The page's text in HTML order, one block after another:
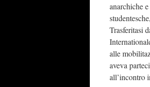
anarchiche
Trasferitasi
alle
aveva
all’incontro